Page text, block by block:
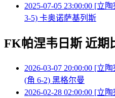
2025-07-05 23:00:00 [立
3-5) 卡奥诺萨基列斯
FK帕涅韦日斯 近期
2026-03-07 20:00:00 [立
(角 6-2) 黑格尔曼
2026-02-28 02:00:00 [立